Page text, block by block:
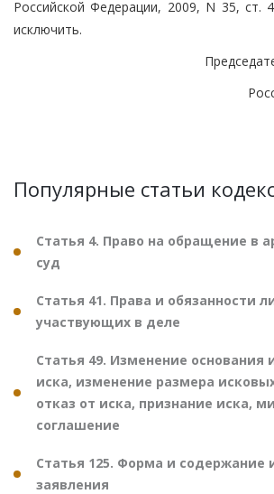
Российской Федерации, 2009, N 35, ст.
исключить.
Популярные статьи
Статья 4. Право на обращение в
суд
Статья 41. Права и обязанности
участвующих в деле
Статья 49. Изменение основания
иска, изменение размера
отказ от иска, признание иска,
соглашение
Статья 125. Форма и содержание
заявления